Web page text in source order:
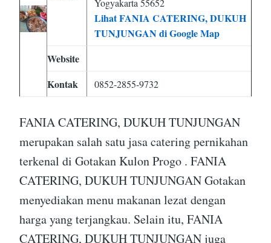
Yogyakarta 55652
Lihat FANIA CATERING, DUKUH
TUNJUNGAN di Google Map
Website
Kontak
0852-2855-9732
FANIA CATERING, DUKUH TUNJUNGAN
merupakan salah satu jasa catering pernikahan
terkenal di Gotakan Kulon Progo . FANIA
CATERING, DUKUH TUNJUNGAN Gotakan
menyediakan menu makanan lezat dengan
harga yang terjangkau. Selain itu, FANIA
CATERING, DUKUH TUNJUNGAN juga